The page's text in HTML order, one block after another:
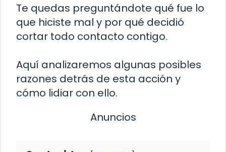
Te quedas preguntándote qué fue lo
que hiciste mal y por qué decidió
cortar todo contacto contigo.
Aquí analizaremos algunas posibles
razones detrás de esta acción y
cómo lidiar con ello.
Anuncios